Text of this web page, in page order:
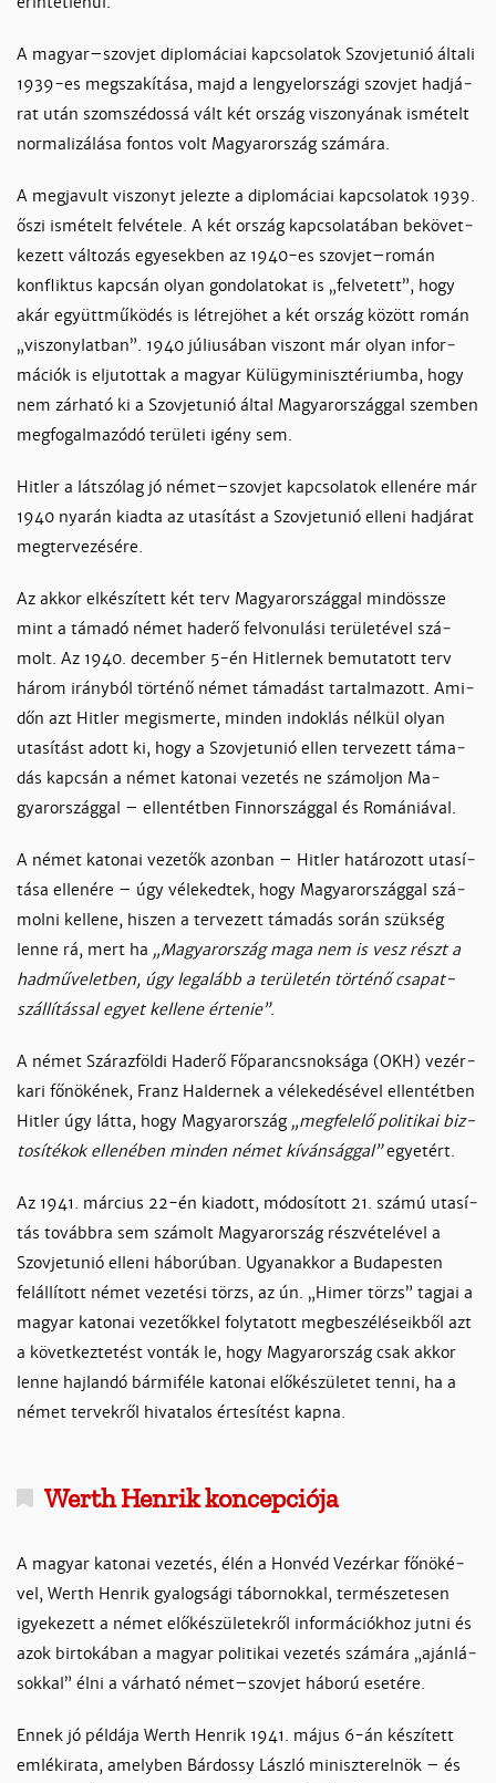
A ma­gyar–szov­jet dip­lo­má­ciai kap­cso­la­tok Szov­jetunió ál­ta­li
1939-es meg­sza­kí­tá­sa, majd a len­gyelor­szá­gi szov­jet had­já­
rat után szom­szé­dos­sá vált két or­szág vi­szo­nyá­nak is­mé­telt
nor­ma­li­zá­lá­sa fon­tos volt Ma­gyaror­szág szá­má­ra.
A meg­ja­vult vi­szonyt je­lez­te a dip­lo­má­ciai kap­cso­la­tok 1939.
őszi is­mé­telt fel­vé­te­le. A két or­szág kap­cso­la­tá­ban be­kö­vet­
ke­zett vál­to­zás egye­sek­ben az 1940-es szov­jet–ro­mán
konf­lik­tus kap­csán olyan gon­do­la­to­kat is „fel­ve­tett”, hogy
akár együtt­mű­kö­dés is lét­re­jö­het a két or­szág kö­zött ro­mán
„vi­szony­lat­ban”. 1940 jú­liu­sá­ban vi­szont már olyan in­for­
má­ciók is el­ju­tot­tak a ma­gyar Kül­ügy­mi­nisz­té­rium­ba, hogy
nem zár­ha­tó ki a Szov­jetunió ál­tal Ma­gyaror­szág­gal szem­ben
meg­fo­gal­ma­zó­dó te­rü­le­ti igény sem.
Hit­ler a lát­szó­lag jó né­met–szov­jet kap­cso­la­tok el­le­né­re már
1940 nya­rán kiad­ta az uta­sí­tást a Szov­jetunió el­le­ni had­já­rat
meg­ter­ve­zé­sé­re.
Az ak­kor el­ké­szí­tett két terv Ma­gyar­or­szág­gal mindössze
mint a tá­ma­dó né­met had­erő fel­vo­nu­lá­si te­rü­le­té­vel szá­
molt. Az 1940. de­cem­ber 5-én Hit­ler­nek be­mu­ta­tott terv
há­rom irány­ból tör­té­nő né­met tá­ma­dást tar­tal­ma­zott. Ami­
dőn azt Hit­ler megis­mer­te, min­den in­dok­lás nél­kül olyan
uta­sí­tást adott ki, hogy a Szov­jetunió el­len ter­ve­zett tá­ma­
dás kap­csán a né­met ka­to­nai ve­ze­tés ne szá­mol­jon Ma­
gyaror­szág­gal – el­len­tét­ben Finnor­szág­gal és Ro­má­niá­val.
A né­met ka­to­nai ve­ze­tők azon­ban – Hit­ler ha­tá­ro­zott uta­sí­
tá­sa el­le­né­re – úgy vé­le­ked­tek, hogy Ma­gyaror­szág­gal szá­
mol­ni kel­le­ne, hi­szen a ter­ve­zett tá­ma­dás so­rán szük­ség
len­ne rá, mert ha „Ma­gyaror­szág ma­ga nem is vesz részt a
had­mű­ve­let­ben, úgy legalább a te­rü­le­tén tör­té­nő csa­pat­
szál­lí­tás­sal egyet kel­le­ne ér­te­nie”.
A né­met Szá­raz­föl­di Had­erő Fő­pa­rancs­nok­sá­ga (OKH) ve­zér­
ka­ri fő­nö­ké­nek, Franz Hal­der­nek a vé­le­ke­dé­sé­vel el­len­tét­ben
Hit­ler úgy lát­ta, hogy Ma­gyaror­szág „meg­fe­le­lő po­li­ti­kai biz­
to­sí­té­kok el­le­né­ben min­den né­met kí­ván­ság­gal”egyetért.
Az 1941. már­cius 22-én kiadott, mó­do­sí­tott 21. szá­mú uta­sí­
tás to­vább­ra sem szá­molt Ma­gyaror­szág rész­vé­te­lé­vel a
Szov­jetunió el­le­ni há­bo­rú­ban. Ugyanak­kor a Bu­da­pes­ten
felál­lí­tott né­met ve­ze­té­si törzs, az ún. „Hi­mer törzs” tag­jai a
ma­gyar ka­to­nai ve­ze­tők­kel foly­ta­tott meg­be­szé­lé­seik­ből azt
a kö­vet­kez­te­tést von­ták le, hogy Ma­gyaror­szág csak ak­kor
len­ne haj­lan­dó bár­mi­fé­le ka­to­nai elő­ké­szü­le­tet ten­ni, ha a
né­met ter­vek­ről hi­va­ta­los ér­te­sí­tést kap­na.
Werth Hen­rik koncepciója
A ma­gyar ka­to­nai ve­ze­tés, élén a Hon­véd Ve­zér­kar fő­nö­ké­
vel, Werth Hen­rik gya­log­sá­gi tá­bor­nok­kal, ter­mé­sze­te­sen
igye­ke­zett a né­met elő­ké­szü­le­tek­ről in­for­má­ciók­hoz jut­ni és
azok bir­to­ká­ban a ma­gyar po­li­ti­kai ve­ze­tés szá­má­ra „aján­lá­
sok­kal” él­ni a vár­ha­tó né­met–szov­jet há­bo­rú ese­té­re.
En­nek jó pél­dá­ja Werth Hen­rik 1941. má­jus 6-án ké­szí­tett
em­lék­ira­ta, amely­ben Bár­dos­sy Lász­ló mi­nisz­ter­el­nök – és